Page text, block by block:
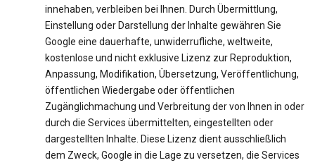
innehaben, verbleiben bei Ihnen. Durch Übermittlung,
Einstellung oder Darstellung der Inhalte gewähren Sie
Google eine dauerhafte, unwiderrufliche, weltweite,
kostenlose und nicht exklusive Lizenz zur Reproduktion,
Anpassung, Modifikation, Übersetzung, Veröffentlichung,
öffentlichen Wiedergabe oder öffentlichen
Zugänglichmachung und Verbreitung der von Ihnen in oder
durch die Services übermittelten, eingestellten oder
dargestellten Inhalte. Diese Lizenz dient ausschließlich
dem Zweck, Google in die Lage zu versetzen, die Services